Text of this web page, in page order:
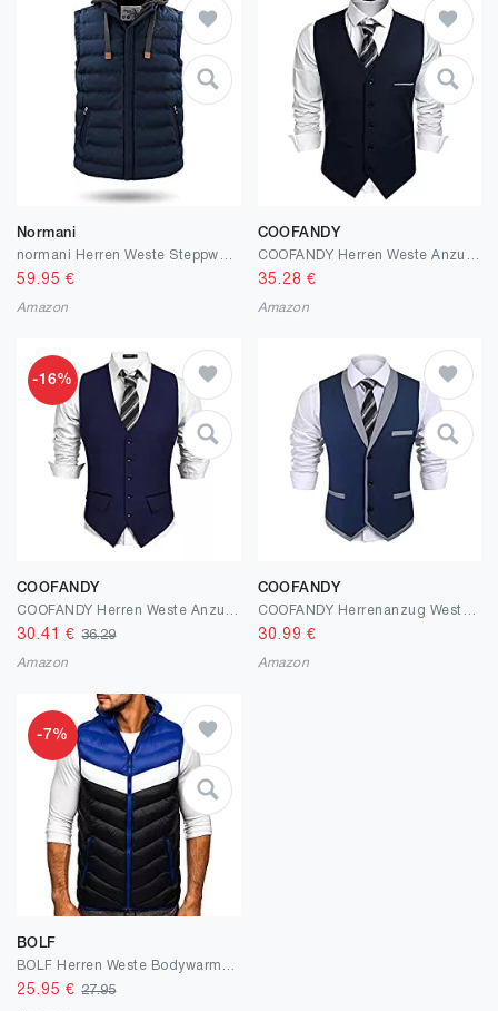
Normani
59.95 €
Amazon
COOFANDY
35.28 €
Amazon
-16%
COOFANDY
30.41 €36.29
Amazon
COOFANDY
30.99 €
Amazon
-7%
BOLF
25.95 €27.95